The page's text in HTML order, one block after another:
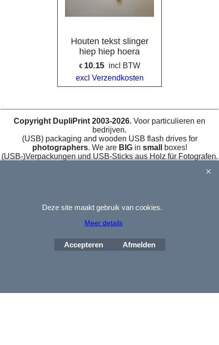
Houten tekst slinger
hiep hiep hoera
€ 10.15
incl BTW
excl Verzendkosten
Copyright DupliPrint 2003-2026. Voor particulieren en
bedrijven.
(USB) packaging and wooden USB flash drives for
photographers. We are BIGin small
boxes!
(USB-)Verpackungen und USB-Sticks aus Holz für Fotografen.
ShopFactory webwinkel
software.
Deze site maakt gebruik van cookies.
Meer details
Accepteren Afmelden